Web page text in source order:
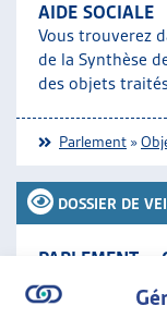
AIDE SOCIALE
Vous trouverez
de la Synthèse
des objets
Parlement »
DOSSIER DE
PARLEMENT –
Synthèse des
législative de